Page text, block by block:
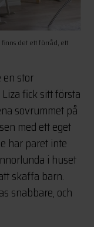
det ett förråd, ett
en stor
fick sitt första
sovrummet på
med ett eget
har paret inte
i huset
skaffa barn.
snabbare, och